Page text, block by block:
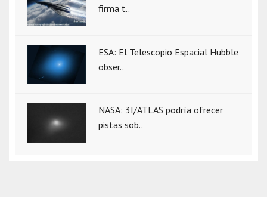
firma t..
ESA: El Telescopio Espacial Hubble
obser..
NASA: 3I/ATLAS podría ofrecer
pistas sob..